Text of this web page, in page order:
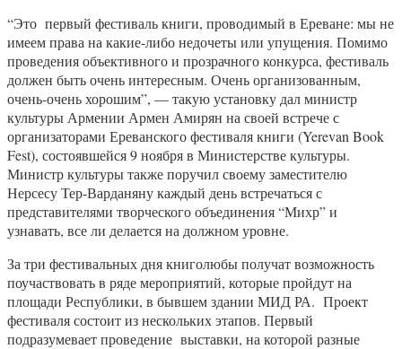
“Это первый фестиваль книги, проводимый в Ереване: мы не
имеем права на какие-либо недочеты или упущения. Помимо
проведения объективного и прозрачного конкурса, фестиваль
должен быть очень интересным. Очень организованным,
очень-очень хорошим”, — такую установку дал министр
культуры Армении Армен Амирян на своей встрече с
организаторами Ереванского фестиваля книги (Yerevan Book
Fest), состоявшейся 9 ноября в Министерстве культуры.
Министр культуры также поручил своему заместителю
Нерсесу Тер-Варданяну каждый день встречаться с
представителями творческого объединения “Михр” и
узнавать, все ли делается на должном уровне.
За три фестивальных дня книголюбы получат возможность
поучаствовать в ряде мероприятий, которые пройдут на
площади Республики, в бывшем здании МИД РА. Проект
фестиваля состоит из нескольких этапов. Первый
подразумевает проведение выставки, на которой разные